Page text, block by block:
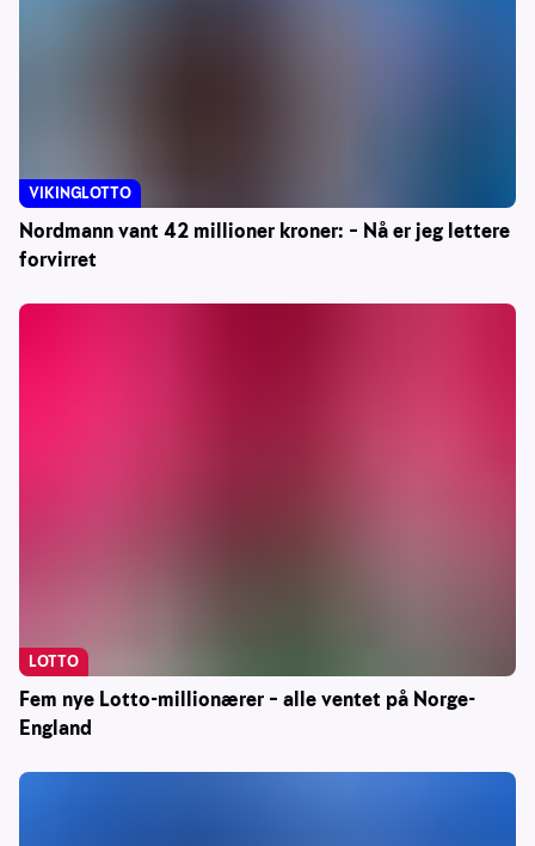
Nordmann vant 42 millioner kroner: – Nå er jeg lettere
forvirret
VIKINGLOTTO
Fem nye Lotto-millionærer – alle ventet på Norge-
England
LOTTO